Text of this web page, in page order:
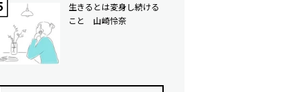
生きるとは変身し続ける
こと 山崎怜奈